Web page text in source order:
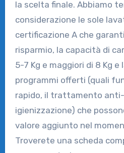
la scelta finale. Abbiamo
considerazione le sole
certificazione A che
risparmio, la capacità di
5-7 Kg e maggiori di 8 Kg e
programmi offerti (quali
rapido, il trattamento
igienizzazione) che
valore aggiunto nel
Troverete una scheda